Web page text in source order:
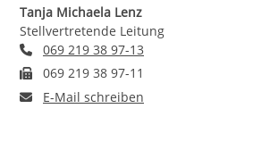
Tanja Michaela Lenz
Stellvertretende Leitung
Telefonnummer
069 219 38 97-13
Faxnummer
069 219 38 97-11
E-Mail an Tanja Michaela Lenz
E-Mail schreiben